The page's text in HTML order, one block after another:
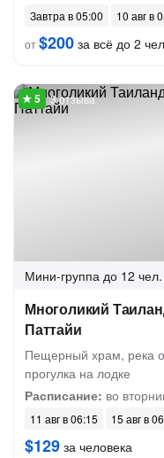
Завтра в 05:00
10 авг в
от$200 за всё до 2
3 отзыва
Мини-группа до 12 чел.
Многоликий
Паттайи
Пещерный храм, река
прогулка на лодке
Расписание: во
11 авг в 06:15 15 авг в
$129 за человека